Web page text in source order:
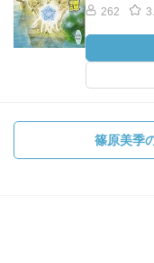
262
篠原美季